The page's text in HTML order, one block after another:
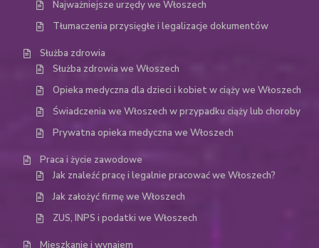
Najważniejsze urzędy we Włoszech
Tłumaczenia przysięgłe i legalizacje dokumentów
Służba zdrowia
Służba zdrowia we Włoszech
Opieka medyczna dla dzieci i kobiet w ciąży we Włoszech
Świadczenia we Włoszech w przypadku ciąży lub choroby
Prywatna opieka medyczna we Włoszech
Praca i życie zawodowe
Jak znaleźć pracę i legalnie pracować we Włoszech?
Jak założyć firmę we Włoszech
ZUS, INPS i podatki we Włoszech
Mieszkanie i wynajem